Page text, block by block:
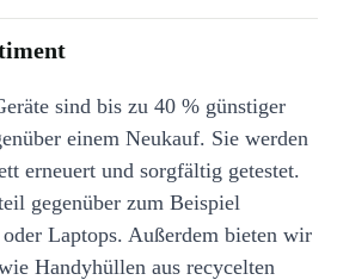
sind bis zu 40 % günstiger
einem Neukauf. Sie werden
erneuert und sorgfältig getestet.
gegenüber zum Beispiel
Laptops. Außerdem bieten wir
Handyhüllen aus recycelten